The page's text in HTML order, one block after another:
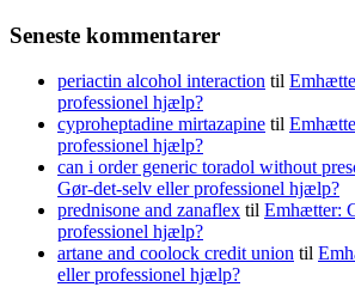
Seneste kommentarer
periactin alcohol interaction til
professionel hjælp?
cyproheptadine mirtazapine til
professionel hjælp?
can i order generic toradol without
Gør-det-selv eller professionel hjælp?
prednisone and zanaflex til Emhætter:
professionel hjælp?
artane and coolock credit union til
eller professionel hjælp?